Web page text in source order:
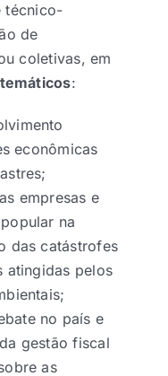
técnico-
de
coletivas, em
:
econômicas
empresas e
na
das catástrofes
atingidas pelos
no país e
gestão fiscal
as